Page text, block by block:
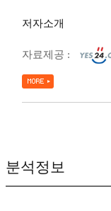
저자소개
자료제공 :
분석정보